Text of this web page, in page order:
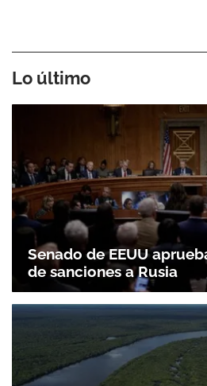
Lo último
Senado de EEUU
de sanciones a Rusia